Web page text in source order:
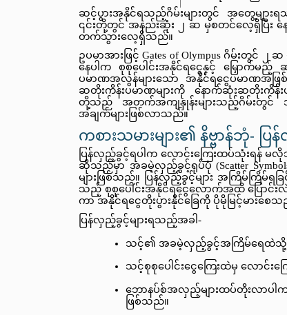
ဆင့်ပွားအနိုင်ရသည့်ဂိမ်းများတွင် အတွေ့များ
၎င်းတို့တွင် အနည်းဆုံး ၂ ဆ မှစတင်လေ့ရှိပြီး န
တက်သွားလေ့ရှိသည်။
ဥပမာအားဖြင့် Gates of Olympus ဂိမ်းတွ
နေပါက စုစုပေါင်းအနိုင်ရငွေနှင့် မြှောက်မ
ပမာဏအလွန်များသော အနိုင်ရငွေပမာဏအဖ
ဆတိုးကိန်းပမာဏများကို နောက်ဆုံးဆတိုးကိ
တို့သည် အတက်အကျနှုန်းများသည့်ဂိမ်းတွင် အ
အချက်များဖြစ်လာသည်။
ကစားသမားများ၏ နိဗ္ဗာန်ဘုံ- ပြ
ပြန်လှည့်ခွင့်ရပါက လောင်းကြေးထပ်သုံးရန် မ
ဆိုသည်မှာ အခမဲ့လှည့်ခွင့်ရုပ်ပုံ (Scatter
များဖြစ်သည်။ ပြန်လှည့်ခွင့်များ အကြိမ်ကြိ
သည့် စုစုပေါင်းအနိုင်ရငွေလောက်အထိ ပြောင်းလဲ
ကာ အနိုင်ရငွေတိုးပွားနိုင်ခြေကို ပိုမိုမြင့်မားစေသ
ပြန်လှည့်ခွင့်များရသည့်အခါ-
သင့်၏ အခမဲ့လှည့်ခွင့်အကြိမ်ရေထဲသို့
သင့်စုစုပေါင်းငွေကြေးထဲမှ လောင်
ဘောနပ်စ်အလှည့်များထပ်တိုးလာပါက
ဖြစ်သည်။